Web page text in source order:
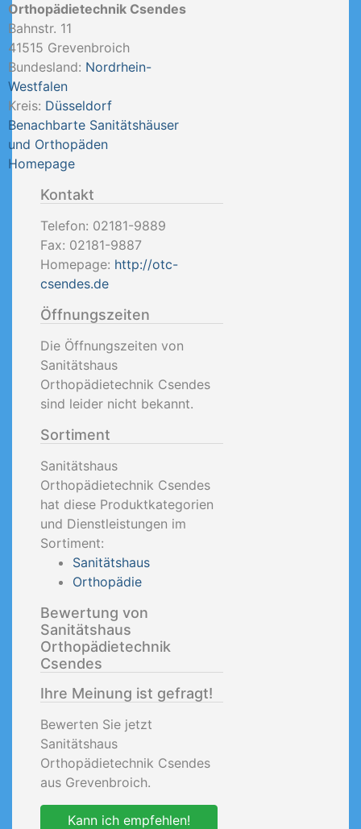
Orthopädietechnik Csendes
Bahnstr. 11
41515 Grevenbroich
Bundesland: Nordrhein-
Westfalen
Kreis: Düsseldorf
Benachbarte Sanitätshäuser
und Orthopäden
Homepage
Kontakt
Telefon: 02181-9889
Fax: 02181-9887
Homepage: http://otc-
csendes.de
Öffnungszeiten
Die Öffnungszeiten von
Sanitätshaus
Orthopädietechnik Csendes
sind leider nicht bekannt.
Sortiment
Sanitätshaus
Orthopädietechnik Csendes
hat diese Produktkategorien
und Dienstleistungen im
Sortiment:
Sanitätshaus
Orthopädie
Bewertung von
Sanitätshaus
Orthopädietechnik
Csendes
Ihre Meinung ist gefragt!
Bewerten Sie jetzt
Sanitätshaus
Orthopädietechnik Csendes
aus Grevenbroich.
Kann ich empfehlen!